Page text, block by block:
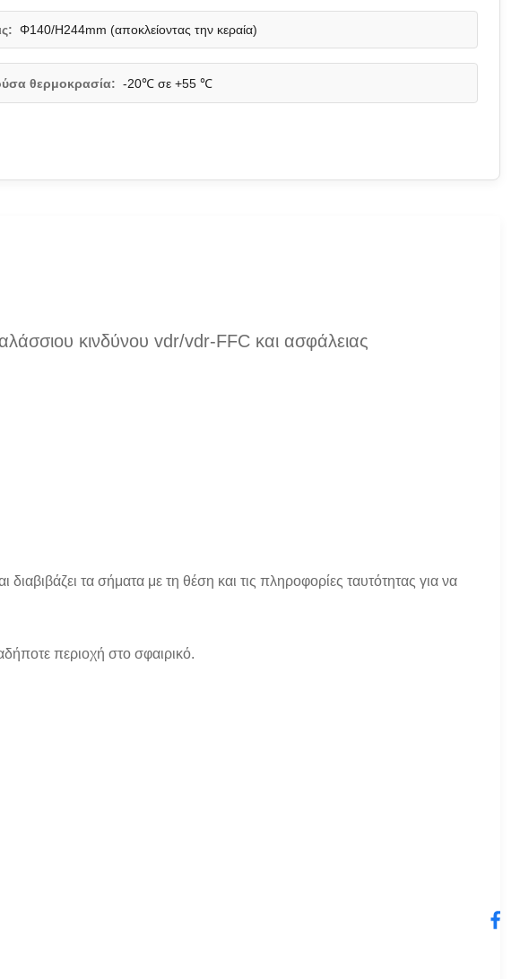
Φ140/H244mm (αποκλείοντας την κεραία)
θερμοκρασία: -20℃ σε +55 ℃
κινδύνου vdr/vdr-FFC και ασφάλειας
τα σήματα με τη θέση και τις πληροφορίες ταυτότητας για να
περιοχή στο σφαιρικό.